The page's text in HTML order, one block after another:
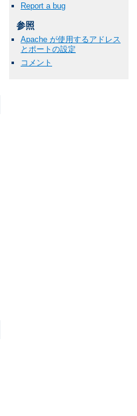
Report a bug
参照
Apache が使用するアドレス
とポートの設定
コメント